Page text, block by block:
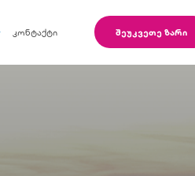
კონტაქტი შეუკვეთე ზარი